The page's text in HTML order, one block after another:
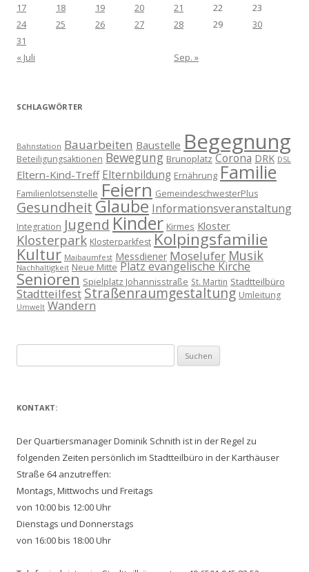
17
18 19 20 21 22
23
24
25 26 27 28 29
30
31
« Juli
Sep. »
SCHLAGWÖRTER
Bahnstation Bauarbeiten Baustelle Begegnung
Beteiligungsaktionen Bewegung Brunoplatz Corona DRK DSL
Eltern-Kind-Treff Elternbildung Ernährung Familie
Familienlotsenstelle Feiern GemeindeschwesterPlus
Gesundheit Glaube Informationsveranstaltung
Integration Jugend Kinder Kirmes Kloster
Klosterpark Klosterparkfest Kolpingsfamilie
Kultur Maibaumfest Messdiener Moselufer Musik
Nachhaltigkeit Neue Mitte Platz evangelische Kirche
Senioren Spielplatz Johannisstraße St. Martin Stadtteilbüro
Stadtteilfest Straßenraumgestaltung Umleitung
Umwelt Wandern
nach:
KONTAKT:
Der Quartiersmanager Dominik Schnith ist in der Regel zu
folgenden Zeiten persönlich im Stadtteilbüro in der Karthäuser
Straße 64 anzutreffen:
Montags, Mittwochs und Freitags
von 10:00 bis 12:00 Uhr
Dienstags und Donnerstags
von 16:00 bis 18:00 Uhr